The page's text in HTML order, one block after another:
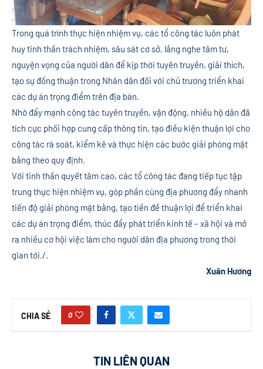
Trong quá trình thực hiện nhiệm vụ, các tổ công tác luôn phát
huy tinh thần trách nhiệm, sâu sát cơ sở, lắng nghe tâm tư,
nguyện vọng của người dân để kịp thời tuyên truyền, giải thích,
tạo sự đồng thuận trong Nhân dân đối với chủ trương triển khai
các dự án trọng điểm trên địa bàn.
Nhờ đẩy mạnh công tác tuyên truyền, vận động, nhiều hộ dân đã
tích cực phối hợp cung cấp thông tin, tạo điều kiện thuận lợi cho
công tác rà soát, kiểm kê và thực hiện các bước giải phóng mặt
bằng theo quy định.
Với tinh thần quyết tâm cao, các tổ công tác đang tiếp tục tập
trung thực hiện nhiệm vụ, góp phần cùng địa phương đẩy nhanh
tiến độ giải phóng mặt bằng, tạo tiền đề thuận lợi để triển khai
các dự án trọng điểm, thúc đẩy phát triển kinh tế – xã hội và mở
ra nhiều cơ hội việc làm cho người dân địa phương trong thời
gian tới./.
Xuân Hương
CHIA SẺ 0
TIN LIÊN QUAN